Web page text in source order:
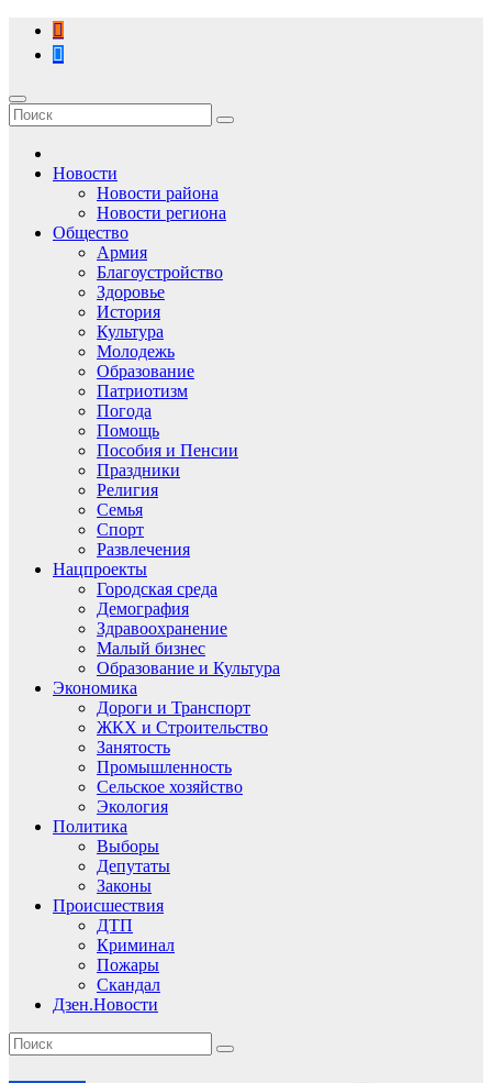
Перейти
содержимому
Новости
Новости района
Новости региона
Общество
Армия
Благоустройство
Здоровье
История
Культура
Молодежь
Образование
Патриотизм
Погода
Помощь
Пособия и Пенсии
Праздники
Религия
Семья
Спорт
Развлечения
Нацпроекты
Городская среда
Демография
Здравоохранение
Малый бизнес
Образование и Культура
Экономика
Дороги и Транспорт
ЖКХ и Строительство
Занятость
Промышленность
Сельское хозяйство
Экология
Политика
Выборы
Депутаты
Законы
Происшествия
ДТП
Криминал
Пожары
Скандал
Дзен.Новости